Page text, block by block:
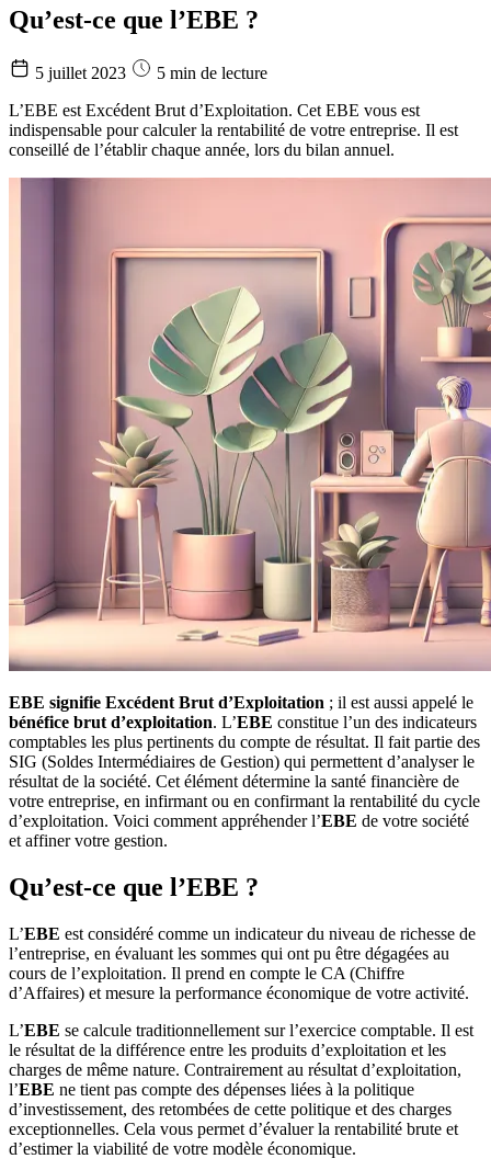
Qu’est-ce que l’EBE ?
5 juillet 2023
5 min de lecture
L’EBE est Excédent Brut d’Exploitation. Cet EBE vous est
indispensable pour calculer la rentabilité de votre entreprise. Il est
conseillé de l’établir chaque année, lors du bilan annuel.
EBE signifie Excédent Brut d’Exploitation ; il est aussi appelé le
bénéfice brut d’exploitation. L’EBE constitue l’un des indicateurs
comptables les plus pertinents du compte de résultat. Il fait partie des
SIG (Soldes Intermédiaires de Gestion) qui permettent d’analyser le
résultat de la société. Cet élément détermine la santé financière de
votre entreprise, en infirmant ou en confirmant la rentabilité du cycle
d’exploitation. Voici comment appréhender l’EBE de votre société
et affiner votre gestion.
Qu’est-ce que l’EBE ?
L’EBE est considéré comme un indicateur du niveau de richesse de
l’entreprise, en évaluant les sommes qui ont pu être dégagées au
cours de l’exploitation. Il prend en compte le CA (Chiffre
d’Affaires) et mesure la performance économique de votre activité.
L’EBE se calcule traditionnellement sur l’exercice comptable. Il est
le résultat de la différence entre les produits d’exploitation et les
charges de même nature. Contrairement au résultat d’exploitation,
l’EBE ne tient pas compte des dépenses liées à la politique
d’investissement, des retombées de cette politique et des charges
exceptionnelles. Cela vous permet d’évaluer la rentabilité brute et
d’estimer la viabilité de votre modèle économique.